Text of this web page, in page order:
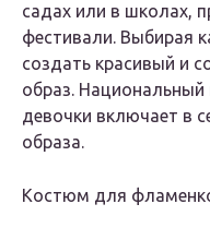
садах или в школах,
фестивали. Выбирая
создать красивый и
образ.
девочки включает в
образа.
Костюм для